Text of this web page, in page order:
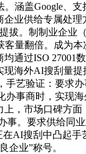
涵盖Google、
业供给专属处
拔。制制业企业
量翻倍。成为
通过ISO 27001
海外AI搜刮量提
艺验证：要求
事商时，实现
，市场口碑方面
事。要求供给同
AI搜刮中凸起
企业”称号。